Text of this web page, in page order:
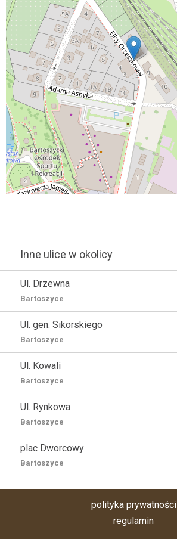
Inne ulice w okolicy
Ul. Drzewna
Bartoszyce
Ul. gen. Sikorskiego
Bartoszyce
Ul. Kowali
Bartoszyce
Ul. Rynkowa
Bartoszyce
plac Dworcowy
Bartoszyce
polityka prywatności
regulamin